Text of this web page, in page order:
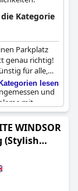
Kategorie
Parkplatz
genau richtig!
für alle,
und
mit
oder
zu ihrer
das Parken im
mit dem
Zimmern
lesen
WINDSOR
(Stylish
By